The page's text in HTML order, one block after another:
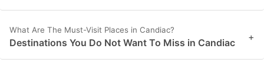
What Are The Must-Visit Places in Candiac?
Destinations You Do Not Want To Miss in Candiac +